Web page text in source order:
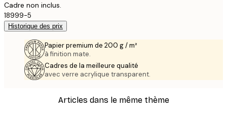
Cadre non inclus.
18999-5
Historique des prix
Papier premium de 200 g / m²
à finition mate.
Cadres de la meilleure qualité
avec verre acrylique transparent.
Articles dans le même thème